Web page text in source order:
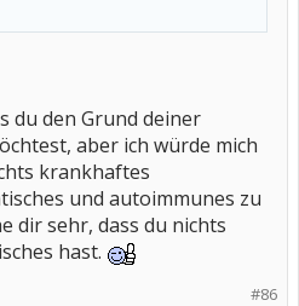
du den Grund deiner
aber ich würde mich
krankhaftes
und autoimmunes zu
dir sehr, dass du nichts
hast.
#86